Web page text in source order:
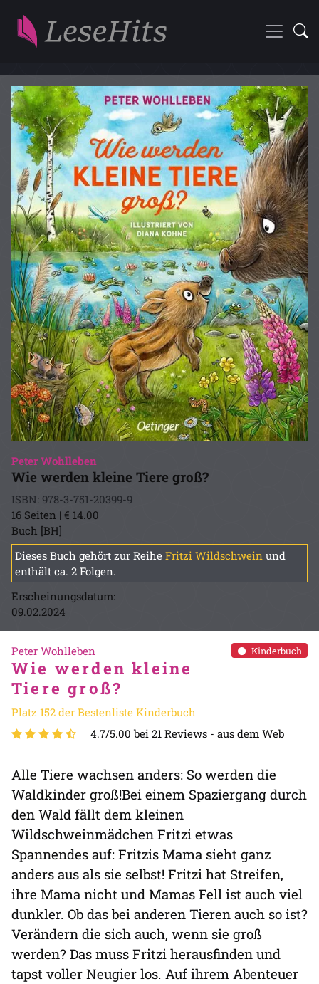
Peter Wohlleben
Wie werden kleine Tiere groß?
ISBN: 978-3-751-20399-9
16 Seiten | € 14.00
Buch [BH]
Dieses Buch gehört zur Reihe Fritzi Wildschwein und
enthält ca. 2 Folgen.
Erscheinungsdatum:
09.02.2024
Kinderbuch
Peter Wohlleben
Wie werden kleine
Tiere groß?
Platz 152 der Bestenliste Kinderbuch
4.7/5.00 bei 21 Reviews - aus dem Web
Alle Tiere wachsen anders: So werden die
Waldkinder groß!Bei einem Spaziergang durch
den Wald fällt dem kleinen
Wildschweinmädchen Fritzi etwas
Spannendes auf: Fritzis Mama sieht ganz
anders aus als sie selbst! Fritzi hat Streifen,
ihre Mama nicht und Mamas Fell ist auch viel
dunkler. Ob das bei anderen Tieren auch so ist?
Verändern die sich auch, wenn sie groß
werden? Das muss Fritzi herausfinden und
tapst voller Neugier los. Auf ihrem Abenteuer